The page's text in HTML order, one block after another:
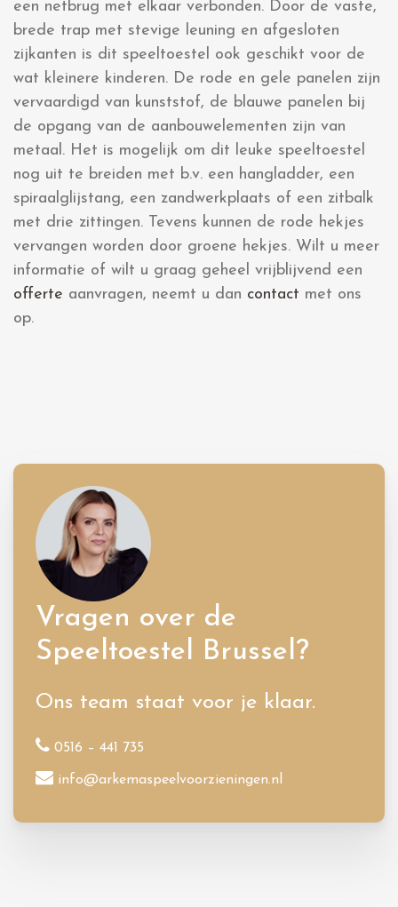
een netbrug met elkaar verbonden. Door de vaste,
brede trap met stevige leuning en afgesloten
zijkanten is dit speeltoestel ook geschikt voor de
wat kleinere kinderen. De rode en gele panelen zijn
vervaardigd van kunststof, de blauwe panelen bij
de opgang van de aanbouwelementen zijn van
metaal. Het is mogelijk om dit leuke speeltoestel
nog uit te breiden met b.v. een hangladder, een
spiraalglijstang, een zandwerkplaats of een zitbalk
met drie zittingen. Tevens kunnen de rode hekjes
vervangen worden door groene hekjes. Wilt u meer
informatie of wilt u graag geheel vrijblijvend een
offerte aanvragen, neemt u dan contact met ons
op.
Vragen over de
Speeltoestel Brussel?
Ons team staat voor je klaar.
0516 – 441 735
info@arkemaspeelvoorzieningen.nl